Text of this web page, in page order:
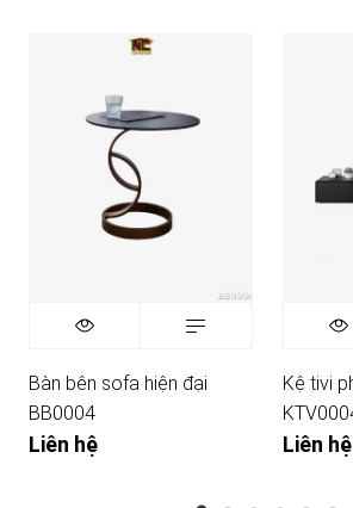
Bàn bên sofa hiện đại
BB0004
Liên hệ
Kệ tivi
Liên hệ